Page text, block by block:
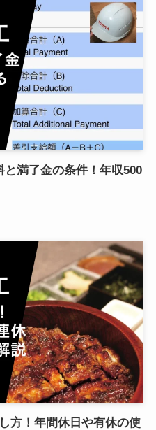
と満了金の条件！年収500
方！年間休日や有休の使